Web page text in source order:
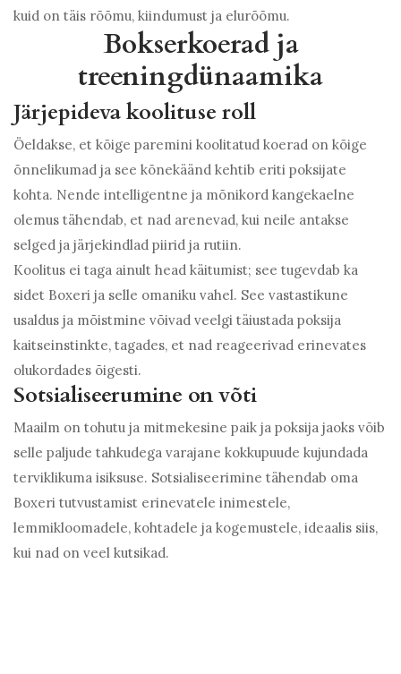
kuid on täis rõõmu, kiindumust ja elurõõmu.
Bokserkoerad ja
treeningdünaamika
Järjepideva koolituse roll
Öeldakse, et kõige paremini koolitatud koerad on kõige
õnnelikumad ja see kõnekäänd kehtib eriti poksijate
kohta. Nende intelligentne ja mõnikord kangekaelne
olemus tähendab, et nad arenevad, kui neile antakse
selged ja järjekindlad piirid ja rutiin.
Koolitus ei taga ainult head käitumist; see tugevdab ka
sidet Boxeri ja selle omaniku vahel. See vastastikune
usaldus ja mõistmine võivad veelgi täiustada poksija
kaitseinstinkte, tagades, et nad reageerivad erinevates
olukordades õigesti.
Sotsialiseerumine on võti
Maailm on tohutu ja mitmekesine paik ja poksija jaoks võib
selle paljude tahkudega varajane kokkupuude kujundada
terviklikuma isiksuse. Sotsialiseerimine tähendab oma
Boxeri tutvustamist erinevatele inimestele,
lemmikloomadele, kohtadele ja kogemustele, ideaalis siis,
kui nad on veel kutsikad.